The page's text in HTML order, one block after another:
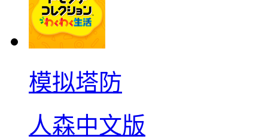
模拟塔防
人森中文版